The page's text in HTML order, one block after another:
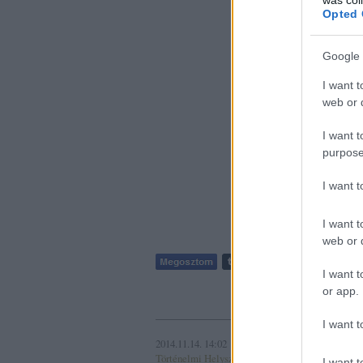
Opted
Google
I want
web or
I want
I want
I want
web or
I want
or app.
I want
http://
All the
https://
Szólj hozzá!
2014.11.14. 14:02
Történelmi Helyszínvadász